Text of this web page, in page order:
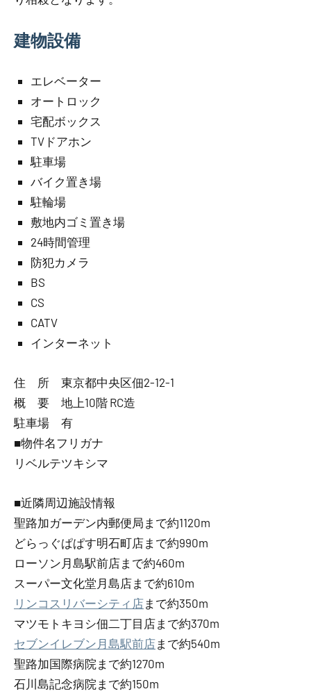
建物設備
エレベーター
オートロック
宅配ボックス
TVドアホン
駐車場
バイク置き場
駐輪場
敷地内ゴミ置き場
24時間管理
防犯カメラ
BS
CS
CATV
インターネット
住 所 東京都中央区佃2-12-1
概 要 地上10階 RC造
駐車場 有
■物件名フリガナ
リベルテツキシマ
■近隣周辺施設情報
聖路加ガーデン内郵便局まで約1120m
どらっぐぱぱす明石町店まで約990m
ローソン月島駅前店まで約460m
スーパー文化堂月島店まで約610m
リンコスリバーシティ店まで約350m
マツモトキヨシ佃二丁目店まで約370m
セブンイレブン月島駅前店まで約540m
聖路加国際病院まで約1270m
石川島記念病院まで約150m